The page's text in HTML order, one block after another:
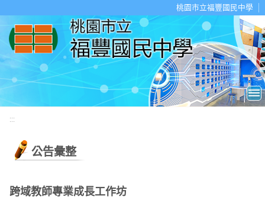
桃園市立福豐國民中學
:::
公告彙整
跨域教師專業成長工作坊